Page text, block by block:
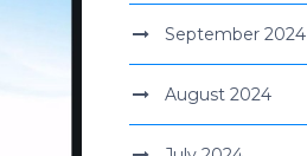
September 2024
August 2024